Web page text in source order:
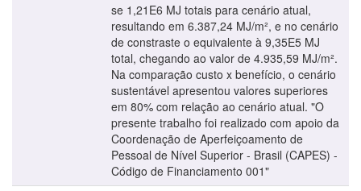
se 1,21E6 MJ totais para cenário atual,
resultando em 6.387,24 MJ/m², e no cenário
de constraste o equivalente à 9,35E5 MJ
total, chegando ao valor de 4.935,59 MJ/m².
Na comparação custo x benefício, o cenário
sustentável apresentou valores superiores
em 80% com relação ao cenário atual. "O
presente trabalho foi realizado com apoio da
Coordenação de Aperfeiçoamento de
Pessoal de Nível Superior - Brasil (CAPES) -
Código de Financiamento 001"